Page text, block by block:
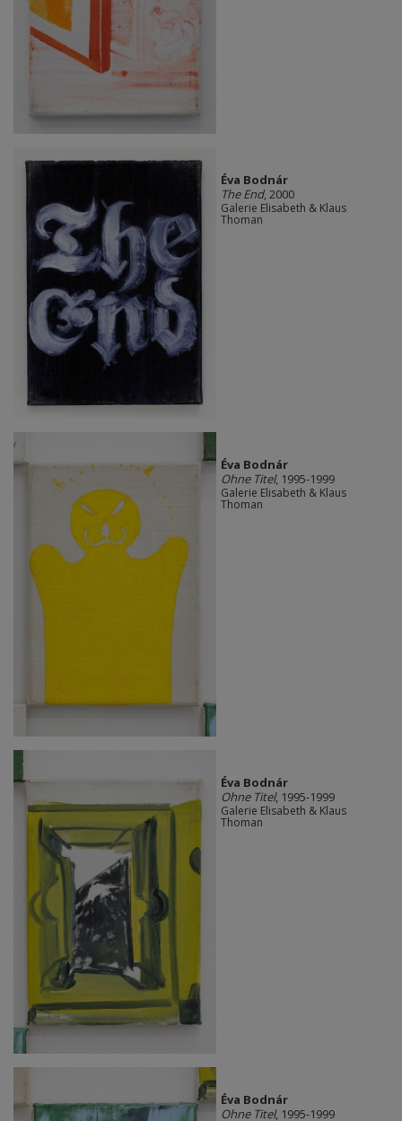
Éva Bodnár
The End, 2000
Galerie Elisabeth & Klaus
Thoman
Éva Bodnár
Ohne Titel, 1995-1999
Galerie Elisabeth & Klaus
Thoman
Éva Bodnár
Ohne Titel, 1995-1999
Galerie Elisabeth & Klaus
Thoman
Éva Bodnár
Ohne Titel, 1995-1999